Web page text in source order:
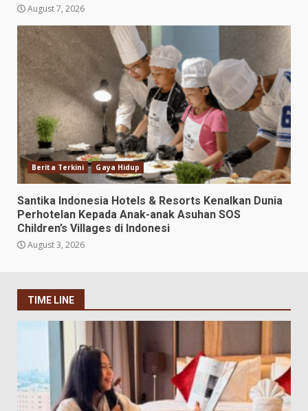
August 7, 2026
Berita Terkini Gaya Hidup
Santika Indonesia Hotels & Resorts Kenalkan Dunia
Perhotelan Kepada Anak-anak Asuhan SOS
Children’s Villages di Indonesi
August 3, 2026
TIME LINE